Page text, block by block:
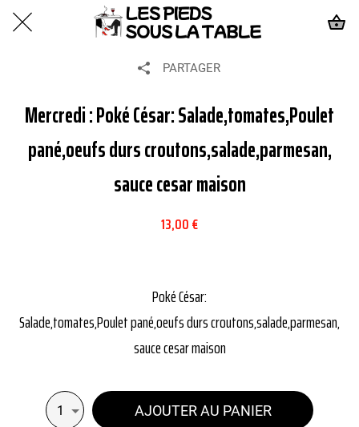
PARTAGER
Mercredi : Poké César: Salade,tomates,Poulet
pané,oeufs durs croutons,salade,parmesan,
sauce cesar maison
13,00 €
Poké César:
Salade,tomates,Poulet pané,oeufs durs croutons,salade,parmesan,
sauce cesar maison
1 AJOUTER AU PANIER